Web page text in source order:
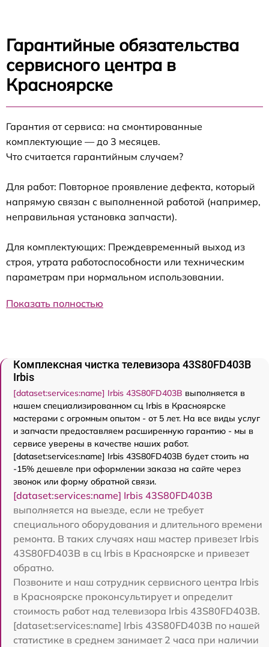
Гарантийные обязательства
сервисного центра в
Красноярске
Гарантия от сервиса: на смонтированные
комплектующие — до 3 месяцев.
Что считается гарантийным случаем?
Для работ: Повторное проявление дефекта, который
напрямую связан с выполненной работой (например,
неправильная установка запчасти).
Для комплектующих: Преждевременный выход из
строя, утрата работоспособности или техническим
параметрам при нормальном использовании.
Показать полностью
Комплексная чистка телевизора 43S80FD403B
Irbis
[dataset:services:name] Irbis 43S80FD403B выполняется в
нашем специализированном сц Irbis в Красноярске
мастерами с огромным опытом - от 5 лет. На все виды услуг
и запчасти предоставляем расширенную гарантию - мы в
сервисе уверены в качестве наших работ.
[dataset:services:name] Irbis 43S80FD403B будет стоить на
-15% дешевле при оформлении заказа на сайте через
звонок или форму обратной связи.
[dataset:services:name] Irbis 43S80FD403B
выполняется на выезде, если не требует
специального оборудования и длительного времени
ремонта. В таких случаях наш мастер привезет Irbis
43S80FD403B в сц Irbis в Красноярске и привезет
обратно.
Позвоните и наш сотрудник сервисного центра Irbis
в Красноярске проконсультирует и определит
стоимость работ над телевизора Irbis 43S80FD403B.
[dataset:services:name] Irbis 43S80FD403B по нашей
статистике в среднем занимает 2 часа при наличии